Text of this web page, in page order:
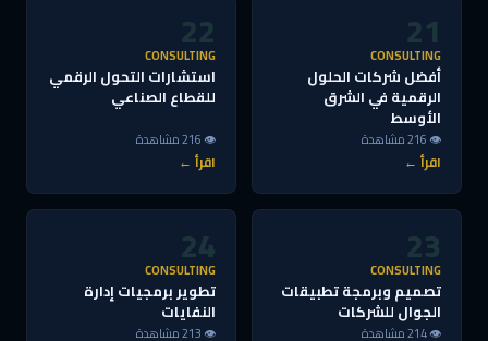
21
CONSULTING
أفضل شركات الحلول
الرقمية في الشرق
الأوسط
👁 216 مشاهدة
اقرأ ←
22
CONSULTING
استشارات التحول الرقمي
للقطاع الصناعي
👁 216 مشاهدة
اقرأ ←
23
CONSULTING
تصميم وبرمجة تطبيقات
الجوال للشركات
👁 214 مشاهدة
24
CONSULTING
تطوير برمجيات إدارة
النفايات
👁 213 مشاهدة